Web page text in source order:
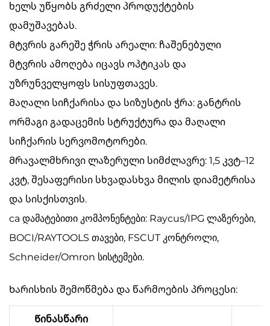
ხელს უწყობს გრძელი პროდუქტების
დამუშავებას.
Მტვრის გარეშე ჭრის არეალი: ჩაშენებული
მტვრის ამოღება იცავს ოპტიკას და
უზრუნველყოფს სისუფთავეს.
Მაღალი სიჩქარისა და სიზუსტის ჭრა: განტრის
ორმაგი გადაცემის სტრუქტურა და მაღალი
სიჩქარის სერვომოტორები.
Მრავალმხრივი ლაზერული სიმძლავრე: 1,5 კვტ–12
კვტ, შესაფერისი სხვადასხვა მილის დიამეტრისა
და სისქისთვის.
ca დამატებითი კომპონენტები: Raycus/IPG ლაზერები,
BOCI/RAYTOOLS თავები, FSCUT კონტროლი,
Schneider/Omron სისტემები.
Ხარისხის შემოწმება და წარმოების პროცესი:
Წინასწარი